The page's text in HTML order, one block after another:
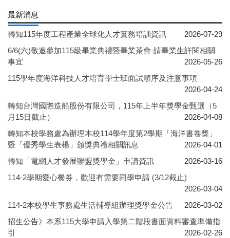
最新消息
轉知115年度工程產業全球化人才實務培訓資訊
2026-07-29
6/6(六)敬邀參加115級畢業典禮暨畢業茶會-請畢業生詳閱相關
事宜
2026-05-26
115學年度海洋科技人才培育學士班面試順序及注意事項
2026-04-24
轉知台灣國際造船股份有限公司，115年上半年獎學金甄選（5
月15日截止）
2026-04-08
轉知本校學務處為辦理本校114學年度第2學期「海洋書卷獎」
暨「優秀學生表楊」頒獎典禮相關訊息
2026-04-01
轉知「電網人才發展聯盟獎學金」申請資訊
2026-03-16
114-2學期愛心餐券，歡迎有需要同學申請 (3/12截止)
2026-03-04
114-2本校學生事務處生活輔導組辦理獎學金公告
2026-03-02
招生公告》本系115大學申請入學第二階段書面資料審查準備指
引
2026-02-26